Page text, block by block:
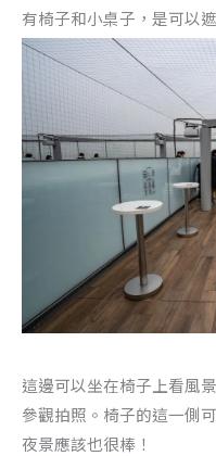
有椅子和小桌子，是可以
這邊可以坐在椅子上看風
參觀拍照。椅子的這一側
夜景應該也很棒！